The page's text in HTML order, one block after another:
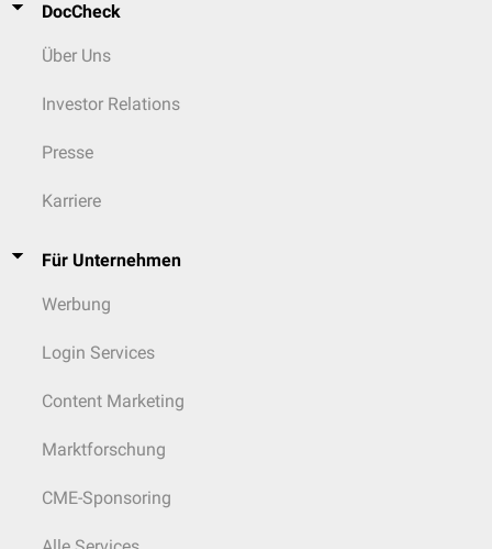
DocCheck
Über Uns
Investor Relations
Presse
Karriere
Für Unternehmen
Werbung
Login Services
Content Marketing
Marktforschung
CME-Sponsoring